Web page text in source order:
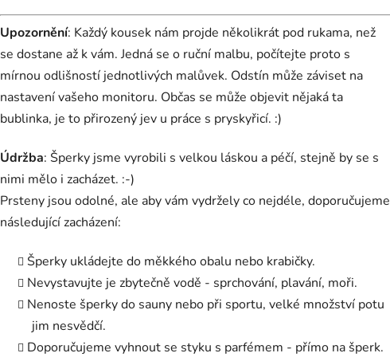
Upozornění: Každý kousek nám projde několikrát pod rukama, než
se dostane až k vám. Jedná se o ruční malbu, počítejte proto s
mírnou odlišností jednotlivých malůvek. Odstín může záviset na
nastavení vašeho monitoru. Občas se může objevit nějaká ta
bublinka, je to přirozený jev u práce s pryskyřicí. :)
Údržba: Šperky jsme vyrobili s velkou láskou a péčí, stejně by se s
nimi mělo i zacházet. :-)
Prsteny jsou odolné, ale aby vám vydržely co nejdéle, doporučujeme
následující zacházení:
Šperky ukládejte do měkkého obalu nebo krabičky.
Nevystavujte je zbytečně vodě - sprchování, plavání, moři.
Nenoste šperky do sauny nebo při sportu, velké množství potu
jim nesvědčí.
Doporučujeme vyhnout se styku s parfémem - přímo na šperk.